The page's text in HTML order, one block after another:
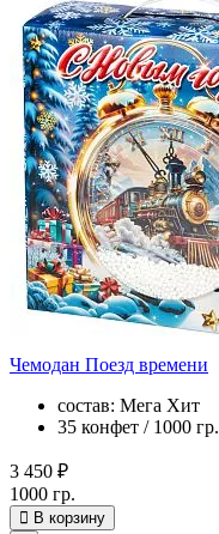
Чемодан Поезд времени
состав: Мега Хит
35 конфет / 1000 гр.
3 450 ₽
1000 гр.
В корзину